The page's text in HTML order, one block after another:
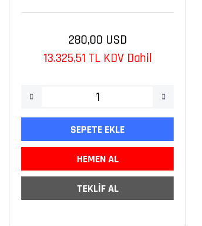
280,00 USD
13.325,51 TL KDV Dahil
SEPETE EKLE
HEMEN AL
TEKLİF AL